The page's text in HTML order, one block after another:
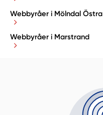
Webbyråer i Mölndal Östra
Webbyråer i Marstrand